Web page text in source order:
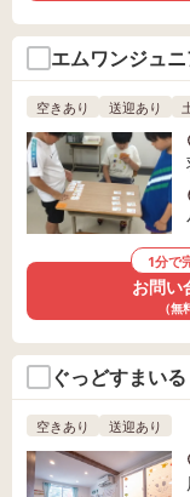
エムワンジュ
空きあり 送迎あり
1分で
お問い
（無
ぐっどすまい
空きあり 送迎あり